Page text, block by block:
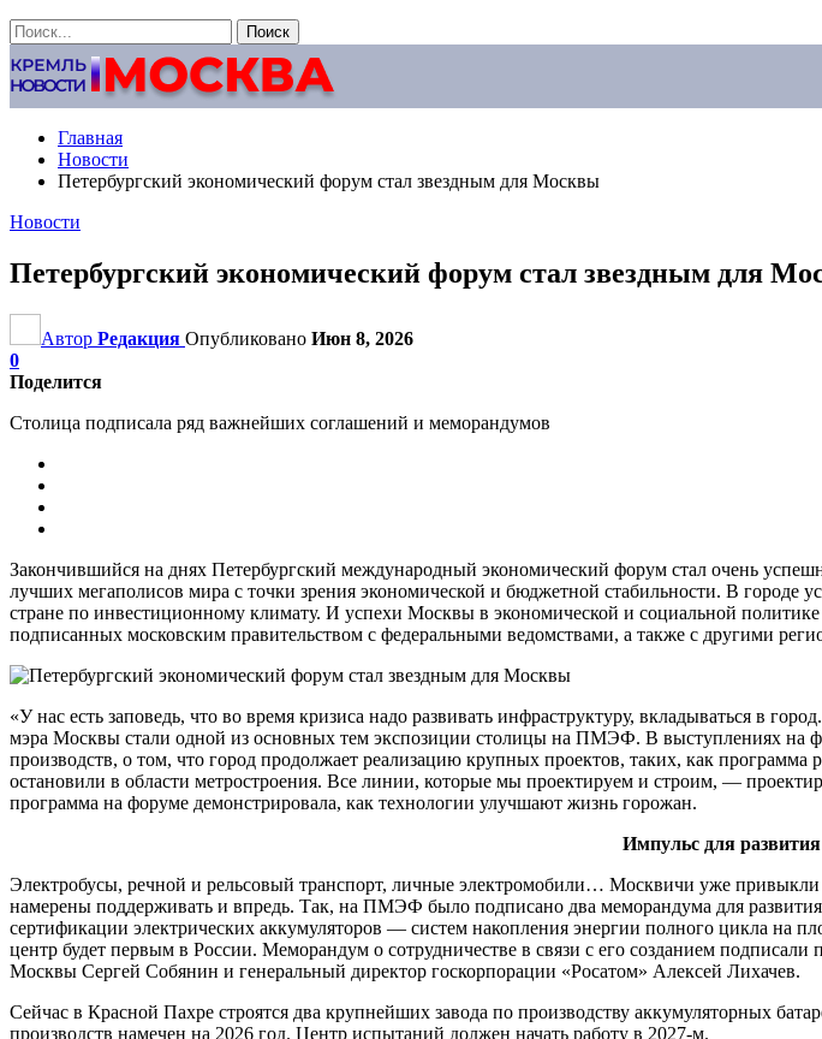
Главная
Новости
Петербургский экономический форум стал звездным для Москвы
Новости
Петербургский экономический форум стал звездным для
Автор Редакция Опубликовано Июн 8, 2026
0
Поделится
Столица подписала ряд важнейших соглашений и меморандумов
Закончившийся на днях Петербургский международный экономический форум стал очень
лучших мегаполисов мира с точки зрения экономической и бюджетной стабильности. В
стране по инвестиционному климату. И успехи Москвы в экономической и социальной
подписанных московским правительством с федеральными ведомствами, а также с другими
«У нас есть заповедь, что во время кризиса надо развивать инфраструктуру, вкладываться в
мэра Москвы стали одной из основных тем экспозиции столицы на ПМЭФ. В выступлениях на
производств, о том, что город продолжает реализацию крупных проектов, таких, как
остановили в области метростроения. Все линии, которые мы проектируем и строим, —
программа на форуме демонстрировала, как технологии улучшают жизнь горожан.
Импульс для
Электробусы, речной и рельсовый транспорт, личные электромобили… Москвичи уже
намерены поддерживать и впредь. Так, на ПМЭФ было подписано два меморандума для
сертификации электрических аккумуляторов — систем накопления энергии полного цикла
центр будет первым в России. Меморандум о сотрудничестве в связи с его созданием
Москвы Сергей Собянин и генеральный директор госкорпорации «Росатом» Алексей Лихачев.
Сейчас в Красной Пахре строятся два крупнейших завода по производству аккумуляторных
производств намечен на 2026 год. Центр испытаний должен начать работу в 2027-м.